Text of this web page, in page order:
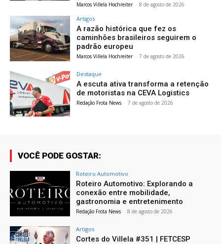
Marcos Villela Hochreiter - 8 de agosto de 2026
Artigos
A razão histórica que fez os
caminhões brasileiros seguirem o
padrão europeu
Marcos Villela Hochreiter - 7 de agosto de 2026
Destaque
A escuta ativa transforma a retenção
de motoristas na CEVA Logistics
Redação Frota News - 7 de agosto de 2026
VOCÊ PODE GOSTAR:
Roteiro Automotivo
Roteiro Automotivo: Explorando a
conexão entre mobilidade,
gastronomia e entretenimento
Redação Frota News - 8 de agosto de 2026
Artigos
Cortes do Villela #351 | FETCESP